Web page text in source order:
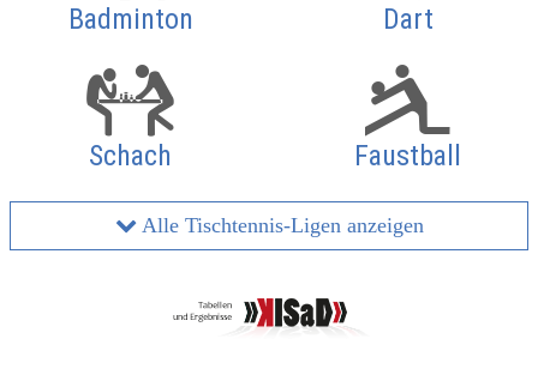
Badminton Dart
Schach Faustball
Alle Tischtennis-Ligen anzeigen